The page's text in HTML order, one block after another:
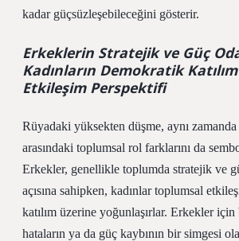
kadar güçsüzleşebileceğini gösterir.
Erkeklerin Stratejik ve Güç
Kadınların Demokratik
Etkileşim Perspektifi
Rüyadaki yüksekten düşme, aynı
arasındaki toplumsal rol farklarını da
Erkekler, genellikle toplumda stratejik ve
açısına sahipken, kadınlar toplumsal
katılım üzerine yoğunlaşırlar. Erkekler
hataların ya da güç kaybının bir simgesi